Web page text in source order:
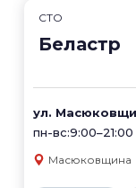
СТО
Беластр
ул.
пн-вс:9:00–21:00
Масюковщина